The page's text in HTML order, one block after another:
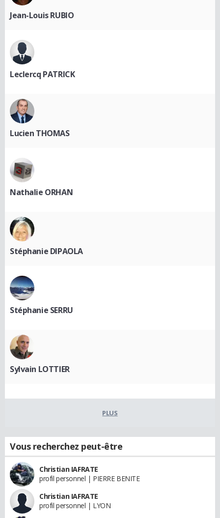
Jean-Louis RUBIO
Leclercq PATRICK
Lucien THOMAS
Nathalie ORHAN
Stéphanie DIPAOLA
Stéphanie SERRU
Sylvain LOTTIER
PLUS
Vous recherchez peut-être
Christian IAFRATE
profil personnel | PIERRE BENITE
Christian IAFRATE
profil personnel | LYON